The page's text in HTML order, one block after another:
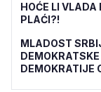
HOĆE LI VLADA
PLAĆI?!
MLADOST
DEMOKRATIJE